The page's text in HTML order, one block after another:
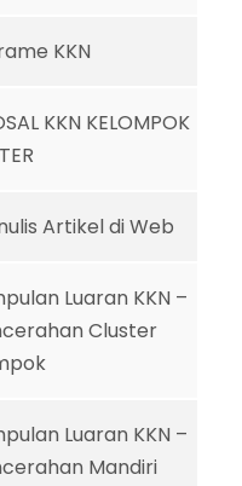
KKN
KKN KELOMPOK
Artikel di Web
Luaran KKN –
Cluster
Luaran KKN –
Mandiri